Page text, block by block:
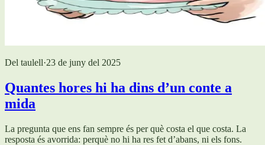
Del taulell·23 de juny del 2025
Quantes hores hi ha dins d’un conte a
mida
La pregunta que ens fan sempre és per què costa el que costa. La
resposta és avorrida: perquè no hi ha res fet d’abans, ni els fons.